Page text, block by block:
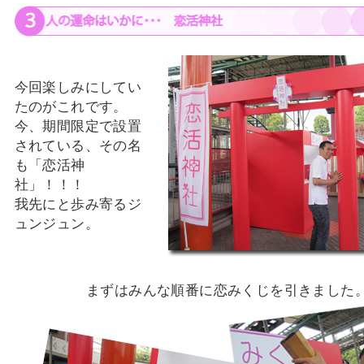
今回楽しみにしてい
たのがこれです。
今、期間限定で設置
されている、その名
も「恋活神
社」！！！
我先にと歩み寄るジ
ュンジュン。
まずはみんな順番に恋みくじを引きました